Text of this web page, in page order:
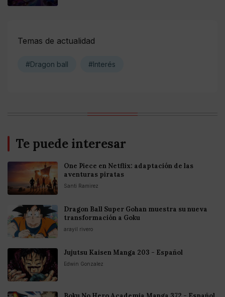
Temas de actualidad
#Dragon ball #Interés
Te puede interesar
One Piece en Netflix: adaptación de las
aventuras piratas
Santi Ramirez
Dragon Ball Super Gohan muestra su nueva
transformación a Goku
arayil rivero
Jujutsu Kaisen Manga 203 - Español
Edwin Gonzalez